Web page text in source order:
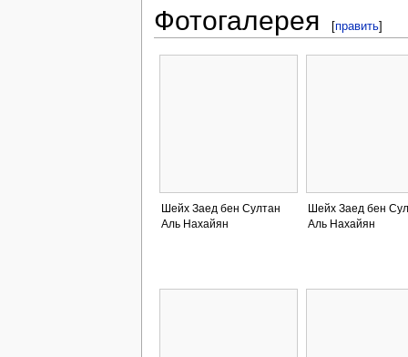
Фотогалерея [править]
Шейх Заед бен Султан
Аль Нахайян
Шейх Заед бен
Аль Нахайян